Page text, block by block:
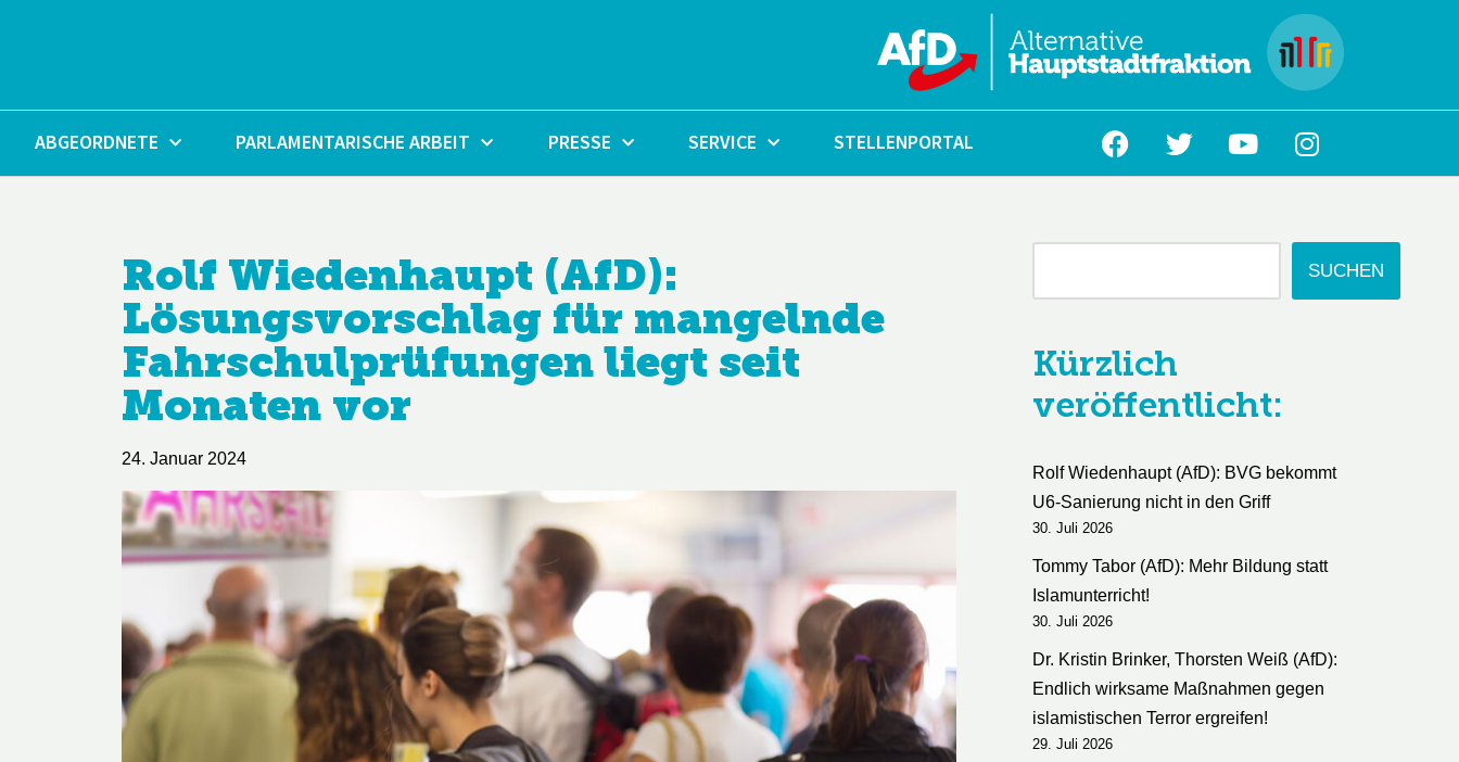
ABGEORDNETE PARLAMENTARISCHE ARBEIT PRESSE SERVICE STELLENPORTAL
Rolf Wiedenhaupt (AfD):
Lösungsvorschlag für mangelnde
Fahrschulprüfungen liegt seit
Monaten vor
24. Januar 2024
SUCHEN
Kürzlich
veröffentlicht:
Rolf Wiedenhaupt (AfD): BVG bekommt
U6-Sanierung nicht in den Griff
30. Juli 2026
Tommy Tabor (AfD): Mehr Bildung statt
Islamunterricht!
30. Juli 2026
Dr. Kristin Brinker, Thorsten Weiß (AfD):
Endlich wirksame Maßnahmen gegen
islamistischen Terror ergreifen!
29. Juli 2026